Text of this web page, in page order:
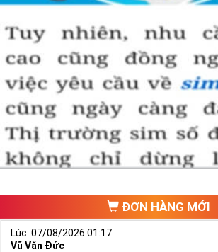
ĐƠN HÀNG MỚI
Lúc: 07/08/2026 01:17
Vũ Văn Đức